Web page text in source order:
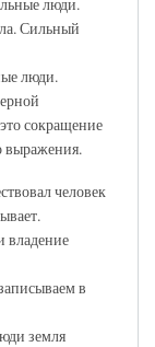
Сильный
люди.
сокращение
выражения.
человек
в
земля